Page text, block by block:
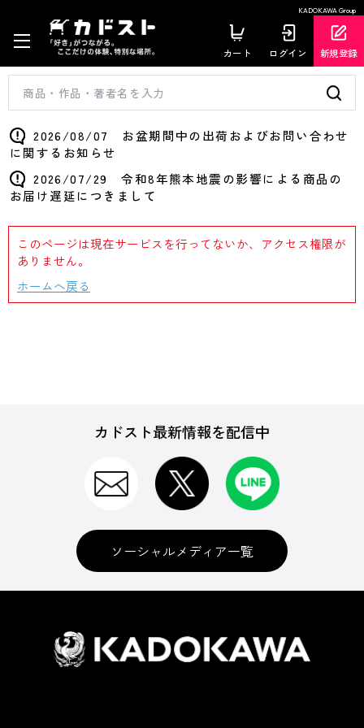
KADOKAWA Group
カート ログイン 新規登録
2026/08/07 お盆期間中の出荷およびお問い合わせ
に関するお知らせ
2026/07/29 令和8年熊本地震の影響による商品の
お届け遅延につきまして
このページは現在サービスを行ってないか、アクセス権限が
ありません。
ホームへ戻る
カドスト最新情報を配信中
ソーシャルメディア一覧